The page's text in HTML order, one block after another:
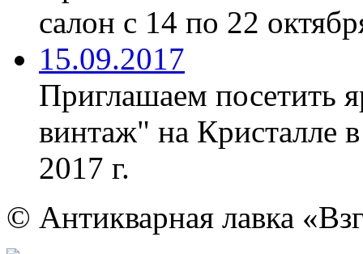
салон с 14 по 22
15.09.2017
Приглашаем посетить
винтаж" на Кристалле
2017 г.
© Антикварная лавка